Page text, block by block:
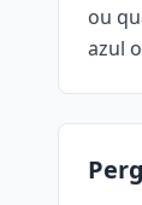
ou
azul